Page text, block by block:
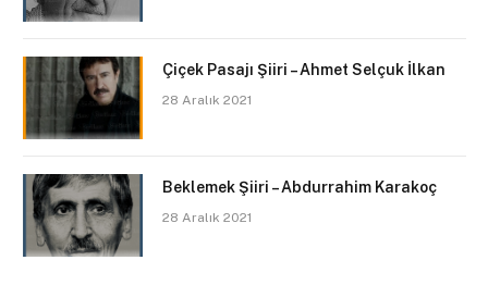
Çiçek Pasajı Şiiri – Ahmet Selçuk İlkan
28 Aralık 2021
Beklemek Şiiri – Abdurrahim Karakoç
28 Aralık 2021